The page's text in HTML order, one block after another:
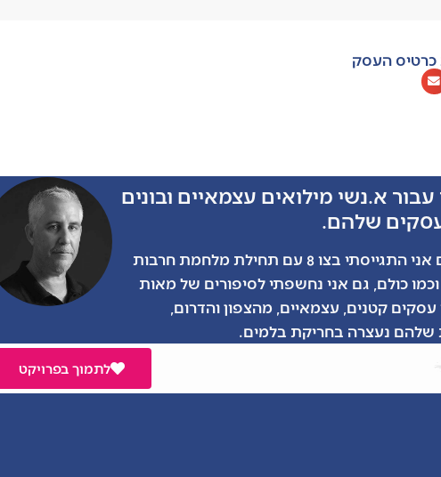
העסק
א.נשי מילואים עצמאיים ובונים
שלהם.
כמו הרבה מאתנו, גם אני התגייסתי בצו 8 עם תחילת מלחמת חרבות
כולם, גם אני נחשפתי לסיפורים של מאות
עסקים קטנים, עצמאיים, מהצפון והדרום,
שלהם נעצרה בחריקת בלמים.
לתמוך בפרויקט